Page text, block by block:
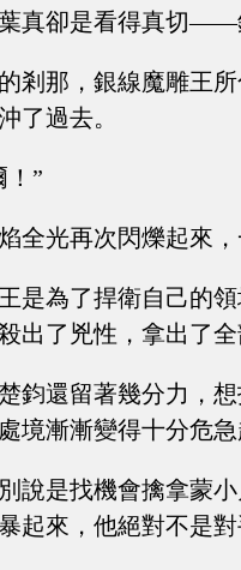
真卻是看得真切——
剎那，銀線魔雕王
了過去。
！”
全光再次閃爍起來
是為了捍衛自己的
出了兇性，拿出了
鈞還留著幾分力，
境漸漸變得十分危
說是找機會擒拿蒙
起來，他絕對不是